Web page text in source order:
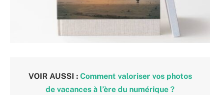
VOIR AUSSI : Comment valoriser vos photos
de vacances à l’ère du numérique ?